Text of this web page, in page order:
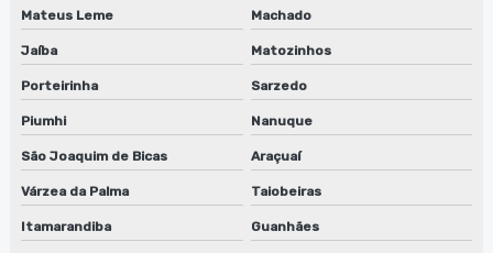
Máquina lavadora de clichês
Máquina de limpeza de anilox
Máquina para limpeza de peças
Máquinas para limpeza de cilindros
Máquinas de limpeza de equipamentos
Mateus Leme Machado
Jaíba Matozinhos
Porteirinha Sarzedo
Piumhi Nanuque
São Joaquim de Bicas Araçuaí
Várzea da Palma Taiobeiras
Itamarandiba Guanhães